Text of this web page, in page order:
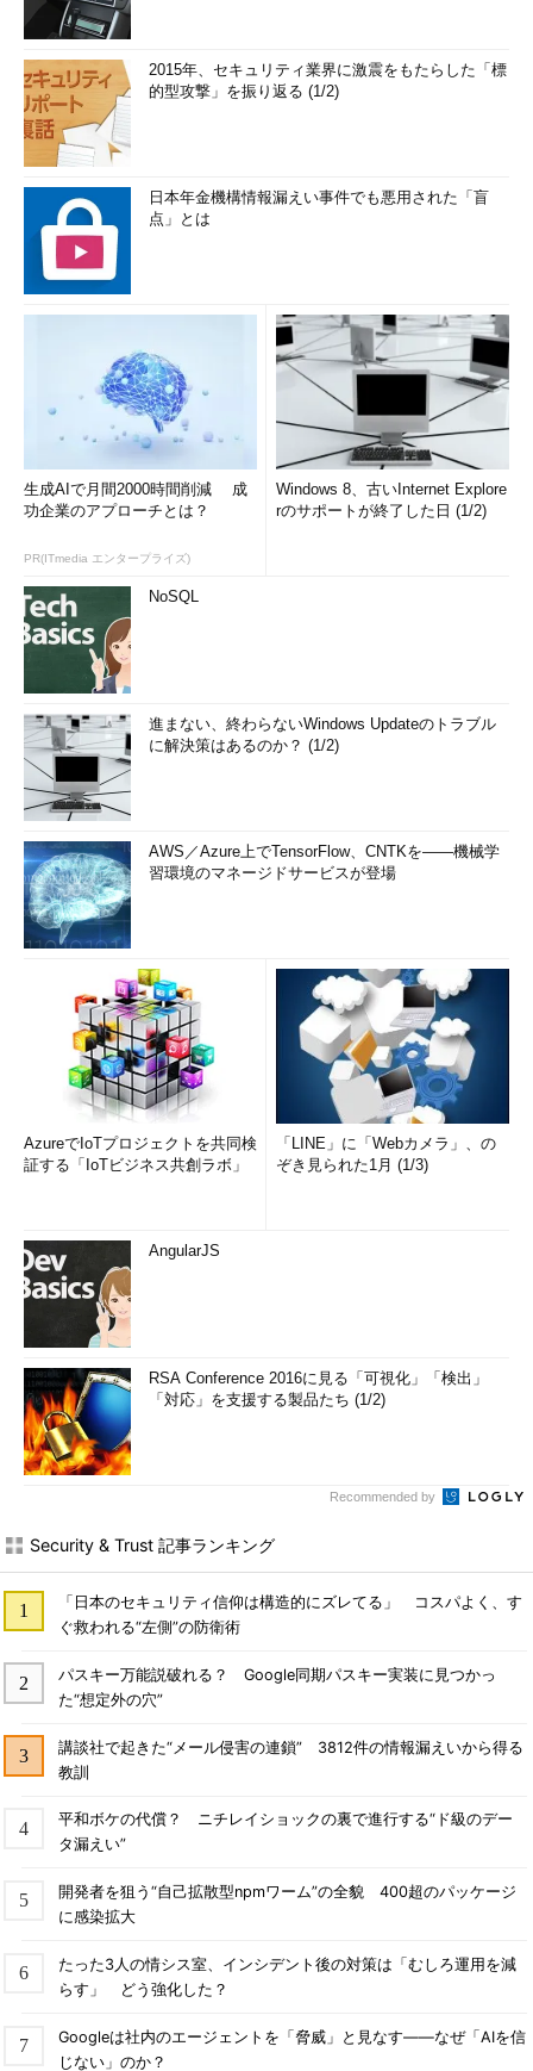
2015年、セキュリティ業界に激震をもたらした「標
的型攻撃」を振り返る (1/2)
日本年金機構情報漏えい事件でも悪用された「盲
点」とは
生成AIで月間2000時間削減 成
功企業のアプローチとは？
PR(ITmedia エンタープライズ)
Windows 8、古いInternet Explore
rのサポートが終了した日 (1/2)
NoSQL
進まない、終わらないWindows Updateのトラブル
に解決策はあるのか？ (1/2)
AWS／Azure上でTensorFlow、CNTKを――機械学
習環境のマネージドサービスが登場
AzureでIoTプロジェクトを共同検
証する「IoTビジネス共創ラボ」
「LINE」に「Webカメラ」、の
ぞき見られた1月 (1/3)
AngularJS
RSA Conference 2016に見る「可視化」「検出」
「対応」を支援する製品たち (1/2)
Recommended by
Security & Trust 記事ランキング
「日本のセキュリティ信仰は構造的にズレてる」 コスパよく、す
ぐ救われる“左側”の防衛術
パスキー万能説破れる？ Google同期パスキー実装に見つかっ
た“想定外の穴”
講談社で起きた“メール侵害の連鎖” 3812件の情報漏えいから得る
教訓
平和ボケの代償？ ニチレイショックの裏で進行する“ド級のデー
タ漏えい”
開発者を狙う“自己拡散型npmワーム”の全貌 400超のパッケージ
に感染拡大
たった3人の情シス室、インシデント後の対策は「むしろ運用を減
らす」 どう強化した？
Googleは社内のエージェントを「脅威」と見なす――なぜ「AIを信
じない」のか？